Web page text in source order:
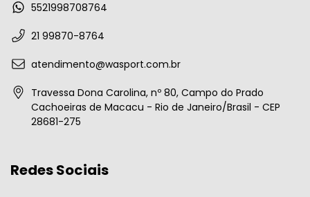
5521998708764
21 99870-8764
atendimento@wasport.com.br
Travessa Dona Carolina, nº 80, Campo do Prado
Cachoeiras de Macacu - Rio de Janeiro/Brasil - CEP
28681-275
Redes Sociais